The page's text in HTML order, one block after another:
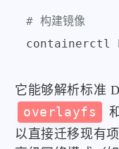
# 构建镜像
它能够解析标准
overlayfs
和
以直接迁移现有